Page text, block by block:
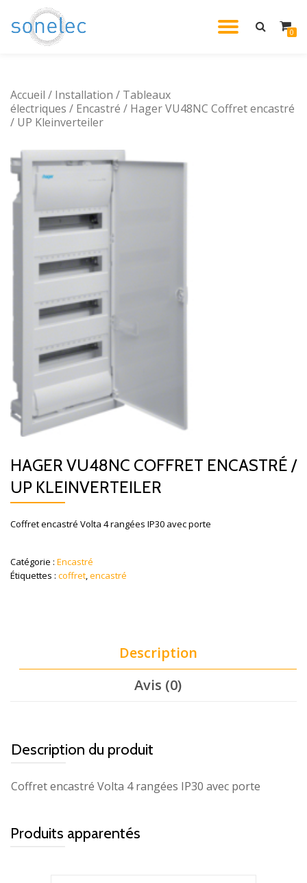
Aller
0
Accueil / Installation / Tableaux
électriques / Encastré / Hager VU48NC Coffret encastré
/ UP Kleinverteiler
HAGER VU48NC COFFRET ENCASTRÉ /
UP KLEINVERTEILER
Coffret encastré Volta 4 rangées IP30 avec porte
Catégorie : Encastré
Étiquettes : coffret,encastré
Description
Avis (0)
Description du produit
Coffret encastré Volta 4 rangées IP30 avec porte
Produits apparentés